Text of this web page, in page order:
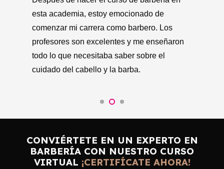
increíble. Aprendí tanto y me sentí tan seguro
de mis habilidades después de terminar. Los
profesores son muy profesionales y me
brindaron mucho apoyo durante todo el
curso.
CONVIÉRTETE EN UN EXPERTO EN
BARBERÍA CON NUESTRO CURSO
VIRTUAL ¡CERTIFÍCATE AHORA!